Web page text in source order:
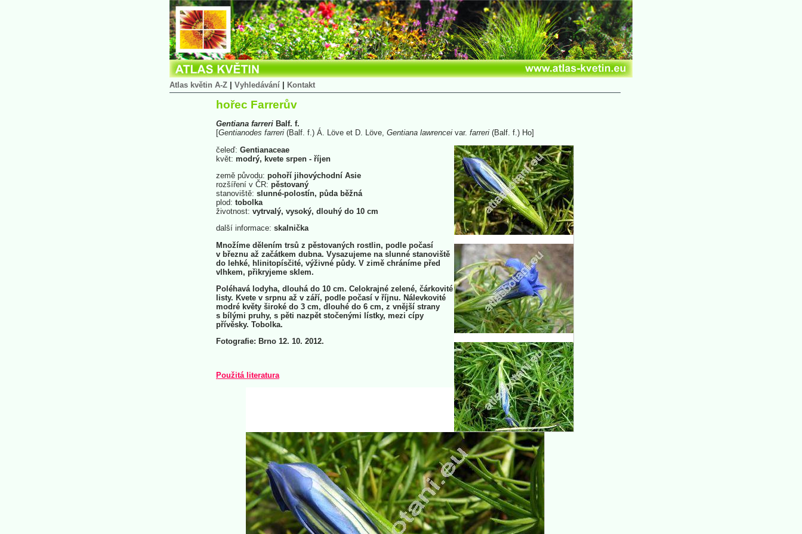
Atlas květin A-Z Vyhledávání Kontakt
hořec Farrerův
Gentiana farreri Balf. f.
[Gentianodes farreri (Balf. f.) Á. Löve et D. Löve, Gentiana lawrencei var. farreri (Balf. f.) Ho]
čeleď: Gentianaceae
květ: modrý, kvete srpen - říjen
země původu: pohoří jihovýchodní Asie
rozšíření v ČR: pěstovaný
stanoviště: slunné-polostín, půda běžná
plod: tobolka
životnost: vytrvalý, vysoký, dlouhý do 10 cm
další informace: skalnička
Množíme dělením trsů z pěstovaných rostlin, podle počasí
v březnu až začátkem dubna. Vysazujeme na slunné stanoviště
do lehké, hlinitopísčité, výživné půdy. V zimě chráníme před
vlhkem, přikryjeme sklem.
Poléhavá lodyha, dlouhá do 10 cm. Celokrajné zelené, čárkovité
listy. Kvete v srpnu až v září, podle počasí v říjnu. Nálevkovité
modré květy široké do 3 cm, dlouhé do 6 cm, z vnější strany
s bílými pruhy, s pěti nazpět stočenými lístky, mezi cípy
přívěsky. Tobolka.
Fotografie: Brno 12. 10. 2012.
Použitá literatura